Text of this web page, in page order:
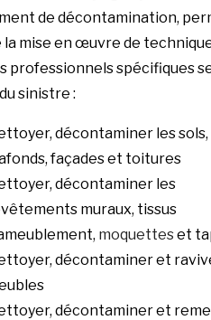
de décontamination,
la mise en œuvre de
professionnels spécifiques
sinistre :
décontaminer les sols,
façades et toitures
décontaminer les
muraux, tissus
moquetteset
décontaminer et
décontaminer et